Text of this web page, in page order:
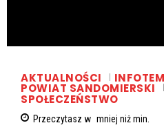
AKTUALNOŚCI
POWIAT SANDOMIERSKI
SPOŁECZEŃSTWO
Przeczytasz w mniej niżmin.